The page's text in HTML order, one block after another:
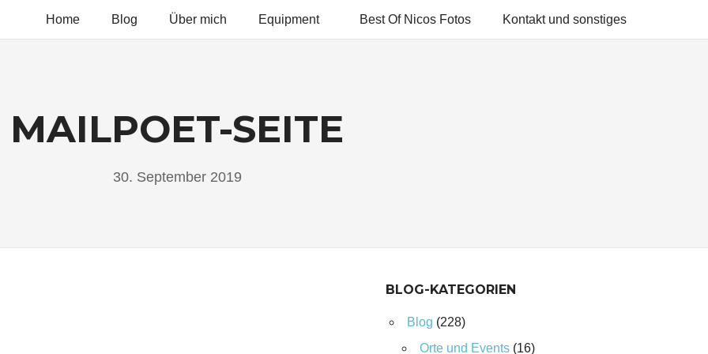
Home Blog Über mich Equipment Best Of Nicos Fotos Kontakt und sonstiges
MAILPOET-SEITE
30. September 2019
BLOG-KATEGORIEN
Blog (228)
Orte und Events(16)